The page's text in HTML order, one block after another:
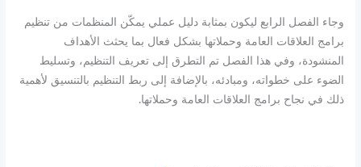
وجاء الفصل الرابع ليكون بمثابة دليل عملي يمكّن المنظمات من تنظيم
برامج العلاقات العامة وحملاتها بشكل فعال بما يحثث الأهداف
المنشودة، وفي هذا الفصل تم التطرق إلى تعريف التنظيم، وتسليط
الضوء على خطواته، ومبادئه، بالإضافة إلى ربط التنظيم بالتنسيق لأهمية
ذلك في نجاح برامج العلاقات العامة وحملاتها.